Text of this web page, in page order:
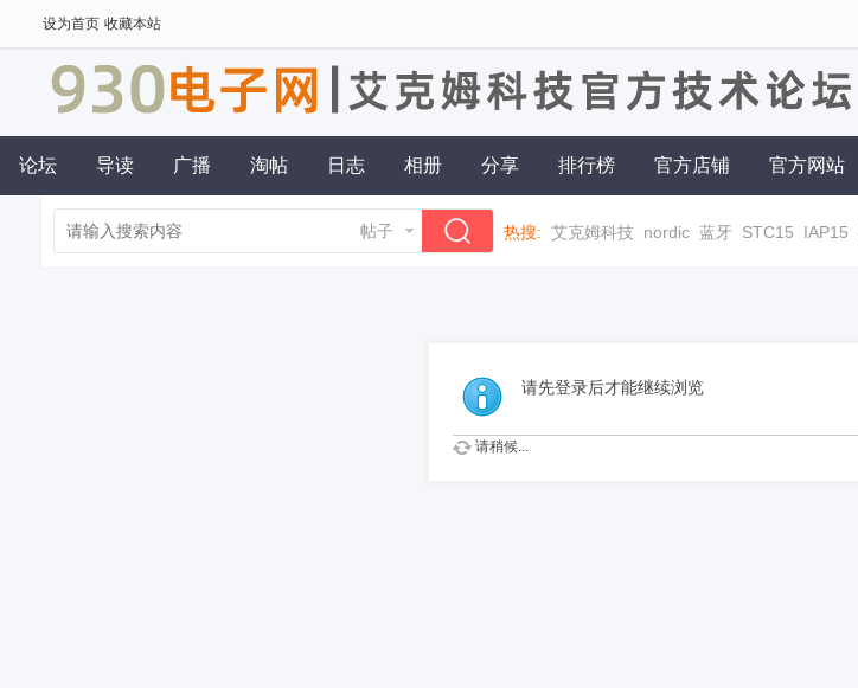
设为首页 收藏本站
论坛 导读 广播 淘帖 日志 相册 分享 排行榜 官方店铺 官方网站
帖子 热搜: 艾克姆科技 nordic 蓝牙 STC15 IAP15
请先登录后才能继续浏览
请稍候...